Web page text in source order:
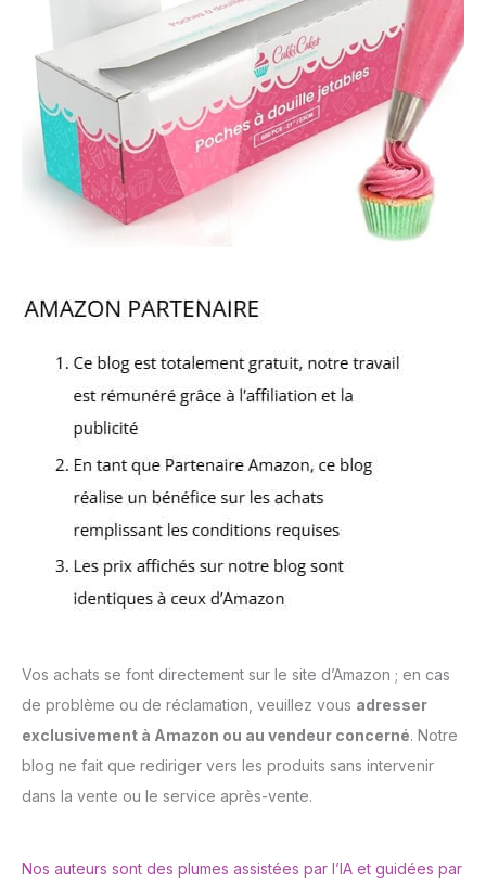
Vos achats se font directement sur le site d’Amazon ; en cas
de problème ou de réclamation, veuillez vous adresser
exclusivement à Amazon ou au vendeur concerné. Notre
blog ne fait que rediriger vers les produits sans intervenir
dans la vente ou le service après-vente.
Nos auteurs sont des plumes assistées par l’IA et guidées par